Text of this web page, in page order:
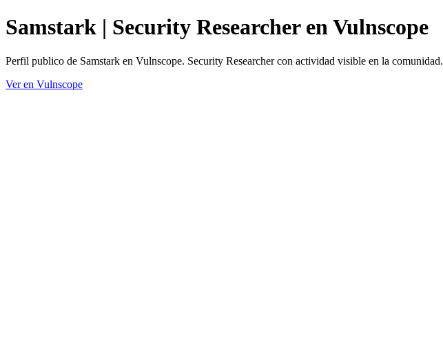
Samstark | Security Researcher en Vulnscope
Perfil publico de Samstark en Vulnscope. Security Researcher con actividad visible en la comunidad.
Ver en Vulnscope